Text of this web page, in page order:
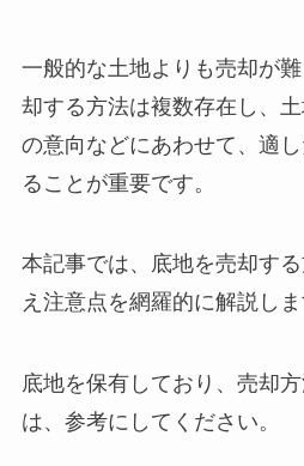
一般的な土地よりも売却が
却する方法は複数存在し、
の意向などにあわせて、適
ることが重要です。
本記事では、底地を売却す
え注意点を網羅的に解説しま
底地を保有しており、売却
は、参考にしてください。